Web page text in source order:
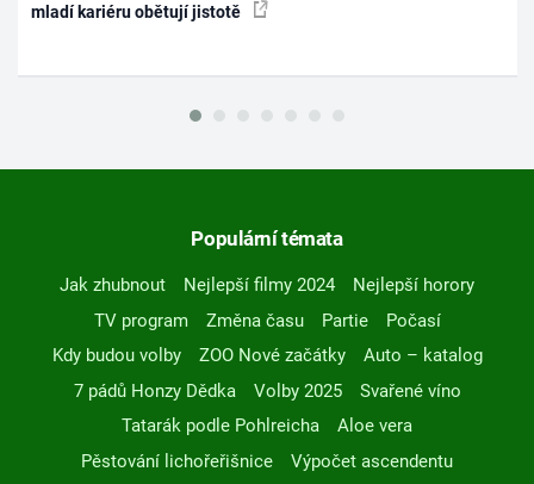
mladí kariéru obětují jistotě
Populární témata
Jak zhubnout Nejlepší filmy 2024
Nejlepší horory
TV program
Změna času Partie
Počasí
Kdy budou volby
ZOO Nové začátky
Auto – katalog
7 pádů Honzy Dědka
Volby 2025
Svařené víno
Tatarák podle Pohlreicha
Aloe vera
Pěstování lichořeřišnice
Výpočet ascendentu